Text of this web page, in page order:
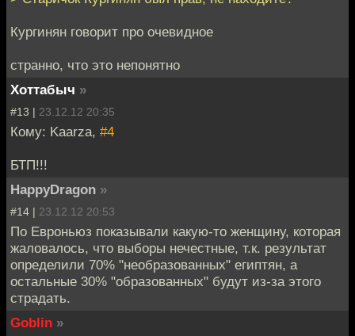
Кургинян говорит про очевидное
странно, что это непонятно
Хоттабыч »
#13 | 23.12.12 20:35
Кому: Kaarza, #4
БТП!!!
HappyDragon »
#14 | 23.12.12 20:53
По Евроньюз показывали какую-то женщину, которая
жаловалось, что выборы нечестные, т.к. результат
определили 70% "необразованных" египтян, а
остальные 30% "образованных" будут из-за этого
страдать.
Goblin »